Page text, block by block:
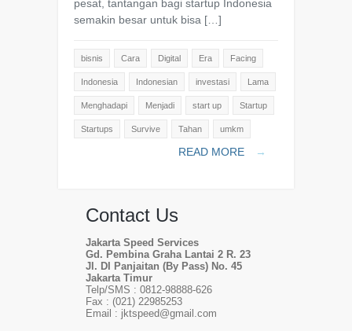
pesat, tantangan bagi startup Indonesia
semakin besar untuk bisa […]
bisnis Cara Digital Era Facing
Indonesia Indonesian investasi Lama
Menghadapi Menjadi start up Startup
Startups Survive Tahan umkm
READ MORE →
Contact Us
Jakarta Speed Services
Gd. Pembina Graha Lantai 2 R. 23
Jl. DI Panjaitan (By Pass) No. 45
Jakarta Timur
Telp/SMS : 0812-98888-626
Fax : (021) 22985253
Email : jktspeed@gmail.com